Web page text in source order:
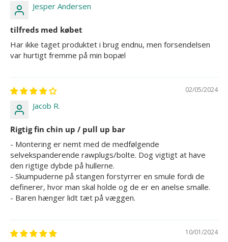
Jesper Andersen
tilfreds med købet
Har ikke taget produktet i brug endnu, men forsendelsen
var hurtigt fremme på min bopæl
02/05/2024
Jacob R.
Rigtig fin chin up / pull up bar
- Montering er nemt med de medfølgende
selvekspanderende rawplugs/bolte. Dog vigtigt at have
den rigtige dybde på hullerne.
- Skumpuderne på stangen forstyrrer en smule fordi de
definerer, hvor man skal holde og de er en anelse smalle.
- Baren hænger lidt tæt på væggen.
10/01/2024